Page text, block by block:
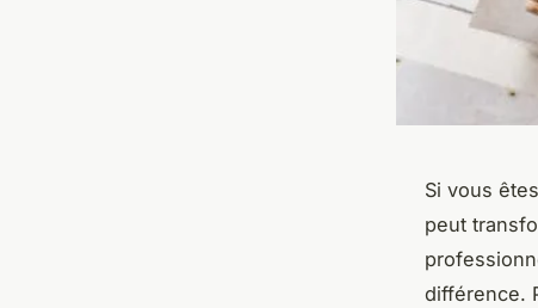
Si vous
peut
différence.